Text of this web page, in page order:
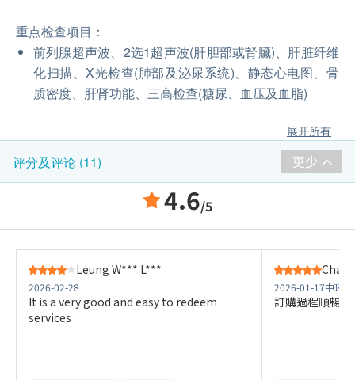
重点检查项目：
前列腺超声波、2选1超声波(肝胆部或腎臟)、肝脏纤维
化扫描、X光检查(肺部及泌尿系统)、静态心电图、骨
质密度、肝肾功能、三高检查(糖尿、血压及血脂)
展开所有
评分及评论 (11) 更少
4.6/5
Leung W*** L***
2026-02-28
It is a very good and easy to redeem
services
Chau
2026-01-17中环
訂購過程順暢